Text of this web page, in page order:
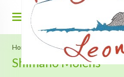
Home Reels»Reels »Shimano
Shimano Molens